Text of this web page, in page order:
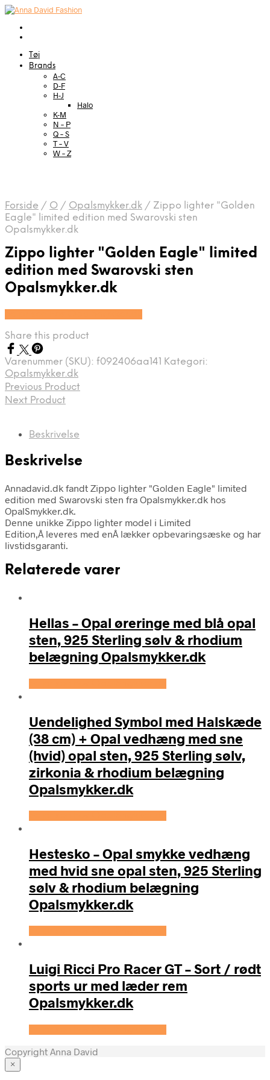
Tøj
Brands
A-C
D-F
H-J
Halo
K-M
N – P
Q – S
T – V
W – Z
Forside / O / Opalsmykker.dk / Zippo lighter "Golden
Eagle" limited edition med Swarovski sten
Opalsmykker.dk
Zippo lighter "Golden Eagle" limited
edition med Swarovski sten
Opalsmykker.dk
Share this product
Varenummer (SKU): f092406aa141 Kategori:
Opalsmykker.dk
Previous Product
Next Product
Beskrivelse
Beskrivelse
Annadavid.dk fandt Zippo lighter "Golden Eagle" limited
edition med Swarovski sten fra Opalsmykker.dk hos
OpalSmykker.dk.
Denne unikke Zippo lighter model i Limited
Edition,Â leveres med enÂ lækker opbevaringsæske og har
livstidsgaranti.
Relaterede varer
Hellas – Opal øreringe med blå opal
sten, 925 Sterling sølv & rhodium
belægning Opalsmykker.dk
Uendelighed Symbol med Halskæde
(38 cm) + Opal vedhæng med sne
(hvid) opal sten, 925 Sterling sølv,
zirkonia & rhodium belægning
Opalsmykker.dk
Hestesko – Opal smykke vedhæng
med hvid sne opal sten, 925 Sterling
sølv & rhodium belægning
Opalsmykker.dk
Luigi Ricci Pro Racer GT – Sort / rødt
sports ur med læder rem
Opalsmykker.dk
Copyright Anna David
×